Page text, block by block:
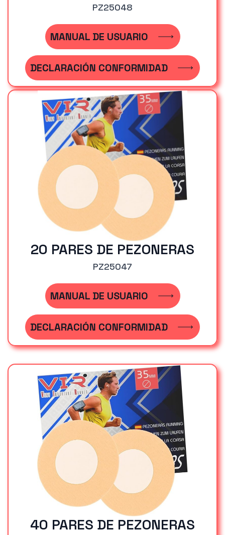
PZ25048
MANUAL DE USUARIO
DECLARACIÓN CONFORMIDAD
20 PARES DE PEZONERAS
PZ25047
MANUAL DE USUARIO
DECLARACIÓN CONFORMIDAD
40 PARES DE PEZONERAS